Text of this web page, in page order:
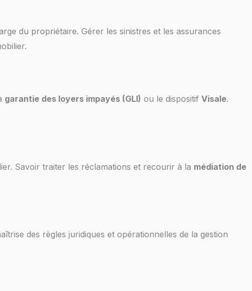
du propriétaire. Gérer les sinistres et les assurances
garantie des loyers impayés (GLI) ou le dispositif Visale.
Savoir traiter les réclamations et recourir à la médiation de
des règles juridiques et opérationnelles de la gestion